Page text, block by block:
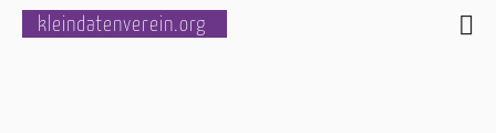
kleindatenverein.org